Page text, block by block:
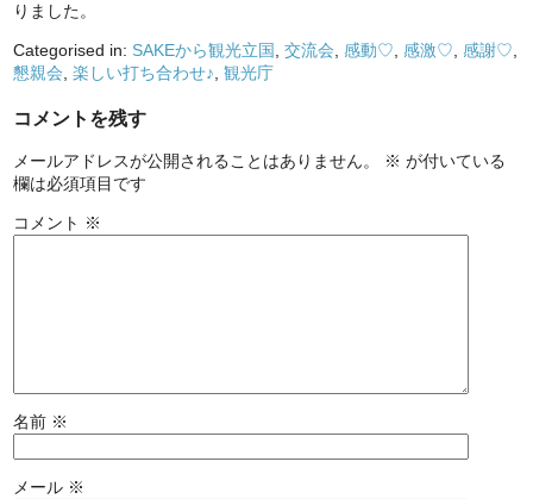
りました。
Categorised in: SAKEから観光立国,交流会, 感動♡, 感激♡, 感謝♡,
懇親会,楽しい打ち合わせ♪,観光庁
コメントを残す
メールアドレスが公開されることはありません。 ※ が付いている
欄は必須項目です
コメント ※
名前 ※
メール ※